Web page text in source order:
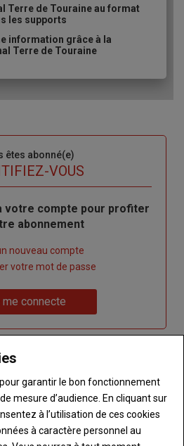
Terre de Touraine au format
les supports
information grâce à la
Terre de Touraine
êtes abonné(e)
VOUS
votre compte pour profiter
abonnement
nouveau compte
votre mot de passe
me connecte
pas abonné(e)
UN COMPTE
formule et créez votre
garantir le bon fonctionnement
mesure d’audience. En cliquant sur
à l’utilisation de ces cookies
à caractère personnel au